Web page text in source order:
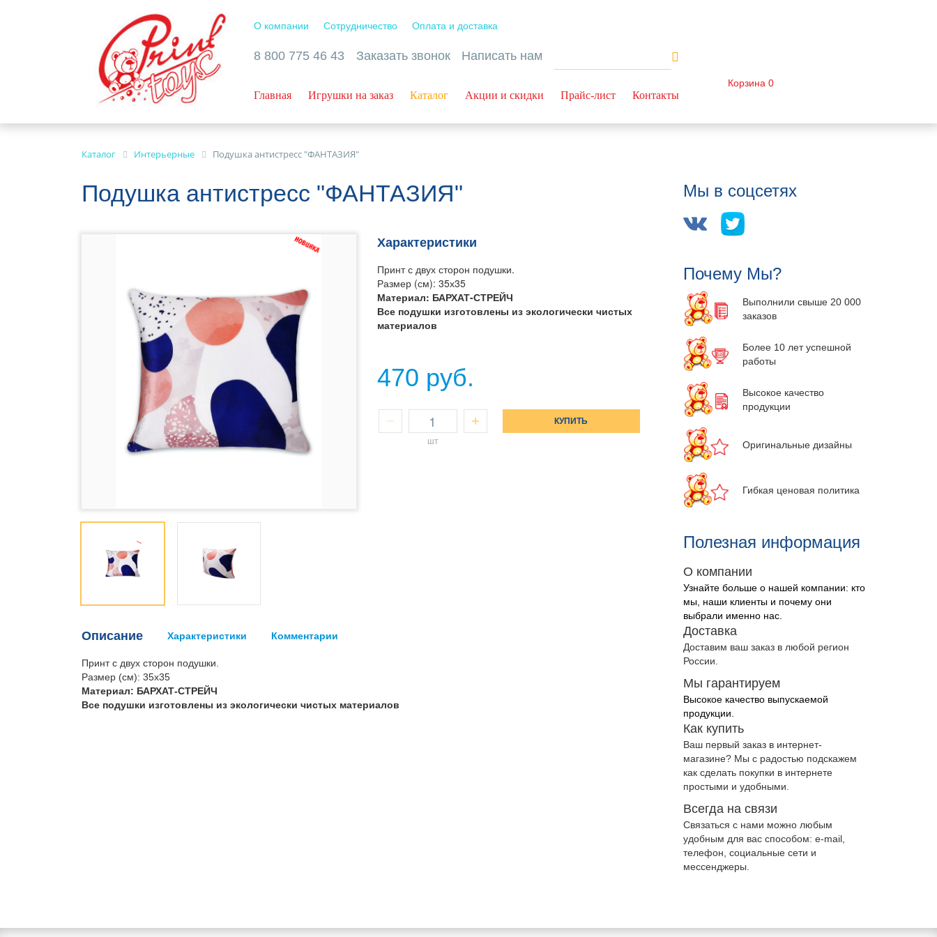
О компании Сотрудничество Оплата и доставка
8 800 775 46 43 Заказать звонок Написать нам
Главная Игрушки на заказ Каталог Акции и скидки Прайс-лист Контакты
Корзина 0
Каталог Интерьерные Подушка антистресс "ФАНТАЗИЯ"
Подушка антистресс "ФАНТАЗИЯ"
Характеристики
Принт с двух сторон подушки.
Размер (см): 35х35
Материал: БАРХАТ-СТРЕЙЧ
Все подушки изготовлены из экологически чистых
материалов
470 руб.
шт
КУПИТЬ
Описание Характеристики Комментарии
Принт с двух сторон подушки.
Размер (см): 35х35
Материал: БАРХАТ-СТРЕЙЧ
Все подушки изготовлены из экологически чистых материалов
Мы в соцсетях
Почему Мы?
Выполнили свыше 20 000
заказов
Более 10 лет успешной
работы
Высокое качество
продукции
Оригинальные дизайны
Гибкая ценовая политика
Полезная информация
О компании
Узнайте больше о нашей компании: кто
мы, наши клиенты и почему они
выбрали именно нас.
Доставка
Доставим ваш заказ в любой регион
России.
Мы гарантируем
Высокое качество выпускаемой
продукции.
Как купить
Ваш первый заказ в интернет-
магазине? Мы с радостью подскажем
как сделать покупки в интернете
простыми и удобными.
Всегда на связи
Связаться с нами можно любым
удобным для вас способом: e-mail,
телефон, социальные сети и
мессенджеры.